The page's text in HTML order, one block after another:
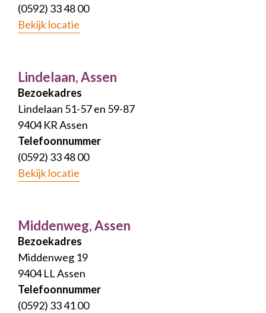
(0592) 33 48 00
Bekijk locatie
Lindelaan, Assen
Bezoekadres
Lindelaan 51-57 en 59-87
9404 KR Assen
Telefoonnummer
(0592) 33 48 00
Bekijk locatie
Middenweg, Assen
Bezoekadres
Middenweg 19
9404 LL Assen
Telefoonnummer
(0592) 33 41 00